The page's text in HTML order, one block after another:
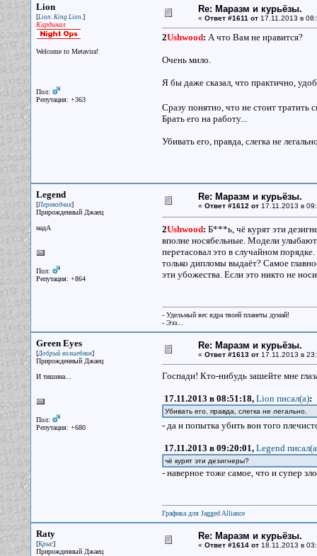
Lion
[Lion. King Lion.]
Кардинал
Welcome to Metavira!
Пол:
Репутация: +363
Re: Маразм и курьёзы.
« Ответ #1611 от17.11.2013 в
2Ushwood: А что Вам не нравится?
Очень мило.
Я бы даже сказал, что практично,
Сразу понятно, что не стоит тратить
Брать его на работу...
Убивать его, правда, слегка не
Legend
[Переводчик]
Прирожденный Джаец
надА
Пол:
Репутация: +864
Re: Маразм и курьёзы.
« Ответ #1612 от17.11.2013 в
2Ushwood: Б***ь, чё курят эти
вполне носябельные. Модели
перетасовал это в случайном
только дипломы выдаёт? Самое
эти убожества. Если это никто не
- Удельный вес ядра твоей планеты думай!
- Эээ...
Green Eyes
[Добрый волшебник]
Прирожденный Джаец
И тишина...
Пол:
Репутация: +680
Re: Маразм и курьёзы.
« Ответ #1613 от17.11.2013 в
Госпади! Кто-нибудь зашейте мне
17.11.2013 в 08:51:18, Lion писал(a):
Убивать его, правда, слегка не легально.
- да и попытка убить вон того
17.11.2013 в 09:20:01, Legend
чё курят эти дезигнеры?
- наверное тоже самое, что и супер
Графика для Jagged Alliance
Raty
[Крыс]
Прирожденный Джаец
Re: Маразм и курьёзы.
« Ответ #1614 от18.11.2013 в